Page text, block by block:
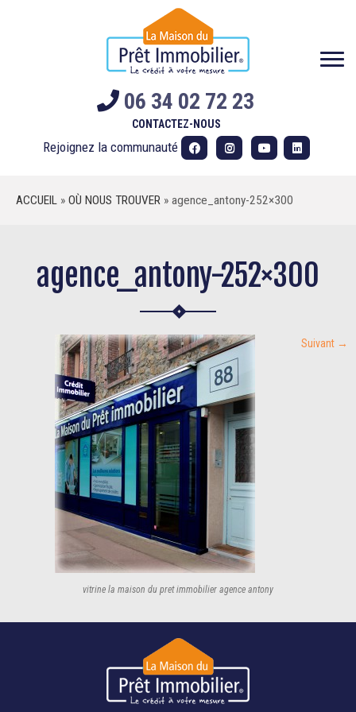
06 34 02 72 23
CONTACTEZ-NOUS
Rejoignez la communauté
ACCUEIL » OÙ NOUS TROUVER » agence_antony-252×300
agence_antony-252×300
Suivant →
vitrine la maison du pret immobilier agence antony